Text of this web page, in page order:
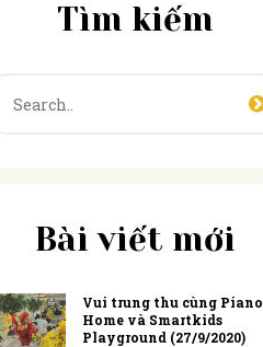
Tìm kiếm
Bài viết mới
Vui trung thu cùng Piano
Home và Smartkids
Playground (27/9/2020)